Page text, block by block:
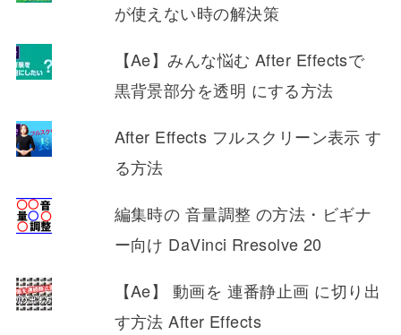
が使えない時の解決策
【Ae】みんな悩む After Effectsで
黒背景部分を透明 にする方法
After Effects フルスクリーン表示 す
る方法
編集時の 音量調整 の方法・ビギナ
ー向け DaVinci Rresolve 20
【Ae】 動画を 連番静止画 に切り出
す方法 After Effects